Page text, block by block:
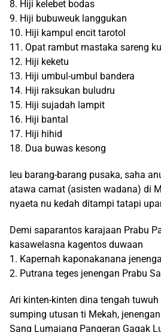
8. Hiji kelebet bodas
9. Hiji bubuweuk langgukan
10. Hiji kampul encit tarotol
11. Opat rambut mastaka sareng
12. Hiji keketu
13. Hiji umbul-umbul bandera
14. Hiji raksukan buludru
15. Hiji sujadah lampit
16. Hiji bantal
17. Hiji hihid
18. Dua buwas kesong
Ieu barang-barang pusaka, saha
atawa camat (asisten wadana) di
nyaeta nu kedah ditampi tatapi
Demi saparantos karajaan Prabu
kasawelasna kagentos duwaan
1. Kapernah kaponakanana
2. Putrana teges jenengan Prabu
Ari kinten-kinten dina tengah
sumping utusan ti Mekah,
Sang Lumajang Pangeran Gagak